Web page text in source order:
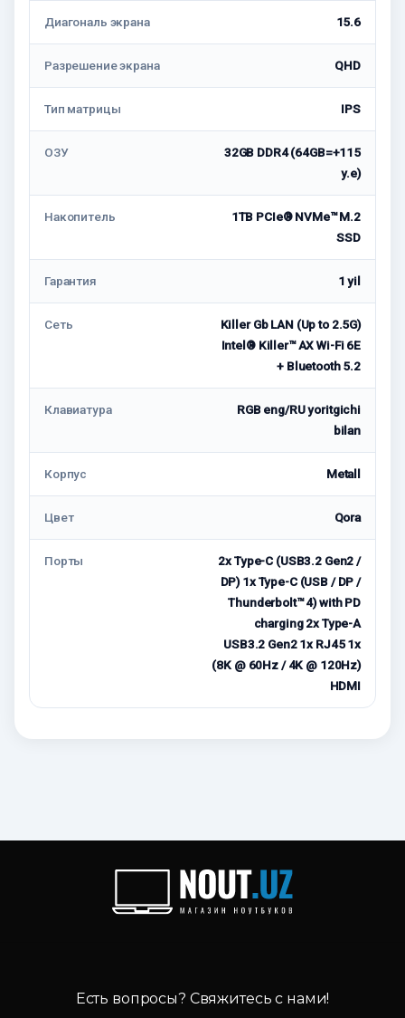
Диагональ экрана 15.6
Разрешение экрана QHD
Тип матрицы IPS
ОЗУ
32GB DDR4 (64GB=+115
у.е)
Накопитель
1TB PCIe® NVMe™ M.2
SSD
Гарантия 1 yil
Сеть
Killer Gb LAN (Up to 2.5G)
Intel® Killer™ AX Wi-Fi 6E
+ Bluetooth 5.2
Клавиатура
RGB eng/RU yoritgichi
bilan
Корпус Metall
Цвет Qora
Порты
2x Type-C (USB3.2 Gen2 /
DP) 1x Type-C (USB / DP /
Thunderbolt™ 4) with PD
charging 2x Type-A
USB3.2 Gen2 1x RJ45 1x
(8K @ 60Hz / 4K @ 120Hz)
HDMI
Есть вопросы? Свяжитесь с нами!